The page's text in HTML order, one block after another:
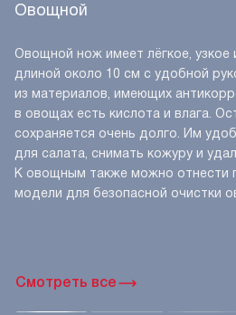
Смотреть все
Овощной
Овощной нож имеет лёгкое, узкое
длиной около 10 см с удобной
из материалов, имеющих
в овощах есть кислота и влага.
сохраняется очень долго. Им
для салата, снимать кожуру и
К овощным также можно отнести
модели для безопасной очистки